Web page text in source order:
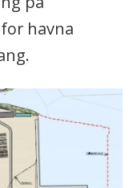
havna